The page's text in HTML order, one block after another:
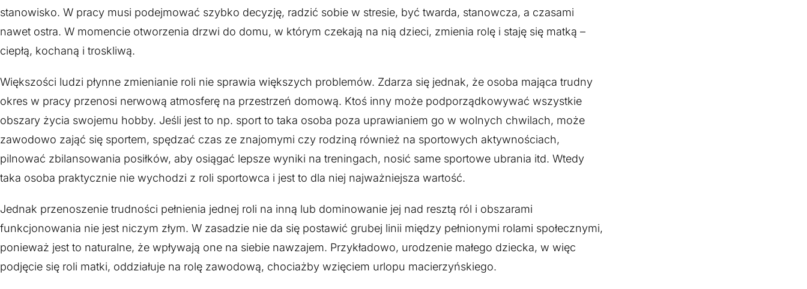
stanowisko. W pracy musi podejmować szybko decyzję, radzić sobie w stresie, być twarda, stanowcza, a czasami
nawet ostra. W momencie otworzenia drzwi do domu, w którym czekają na nią dzieci, zmienia rolę i staję się matką –
ciepłą, kochaną i troskliwą.
Większości ludzi płynne zmienianie roli nie sprawia większych problemów. Zdarza się jednak, że osoba mająca trudny
okres w pracy przenosi nerwową atmosferę na przestrzeń domową. Ktoś inny może podporządkowywać wszystkie
obszary życia swojemu hobby. Jeśli jest to np. sport to taka osoba poza uprawianiem go w wolnych chwilach, może
zawodowo zająć się sportem, spędzać czas ze znajomymi czy rodziną również na sportowych aktywnościach,
pilnować zbilansowania posiłków, aby osiągać lepsze wyniki na treningach, nosić same sportowe ubrania itd. Wtedy
taka osoba praktycznie nie wychodzi z roli sportowca i jest to dla niej najważniejsza wartość.
Jednak przenoszenie trudności pełnienia jednej roli na inną lub dominowanie jej nad resztą ról i obszarami
funkcjonowania nie jest niczym złym. W zasadzie nie da się postawić grubej linii między pełnionymi rolami społecznymi,
ponieważ jest to naturalne, że wpływają one na siebie nawzajem. Przykładowo, urodzenie małego dziecka, w więc
podjęcie się roli matki, oddziałuje na rolę zawodową, chociażby wzięciem urlopu macierzyńskiego.